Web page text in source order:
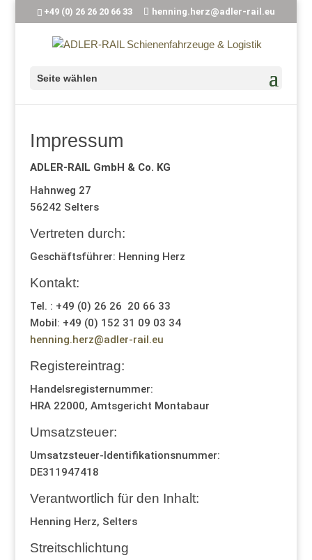
+49 (0) 26 26 20 66 33 henning.herz@adler-rail.eu
Seite wählen
Impressum
ADLER-RAIL GmbH & Co. KG
Hahnweg 27
56242 Selters
Vertreten durch:
Geschäftsführer: Henning Herz
Kontakt:
Tel. : +49 (0) 26 26 20 66 33
Mobil: +49 (0) 152 31 09 03 34
henning.herz@adler-rail.eu
Registereintrag:
Handelsregisternummer:
HRA 22000, Amtsgericht Montabaur
Umsatzsteuer:
Umsatzsteuer-Identifikationsnummer:
DE311947418
Verantwortlich für den Inhalt:
Henning Herz, Selters
Streitschlichtung